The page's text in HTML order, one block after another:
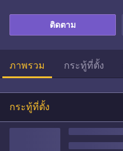
ติดตาม
ภาพรวม กระทู้ที่ตั้ง
กระทู้ที่ตั้ง